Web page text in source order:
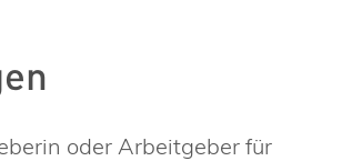
oder Arbeitgeber für